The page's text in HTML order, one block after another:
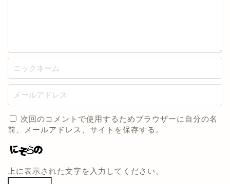
次回のコメントで使用するためブラウザーに自分の名
前、メールアドレス、サイトを保存する。
上に表示された文字を入力してください。